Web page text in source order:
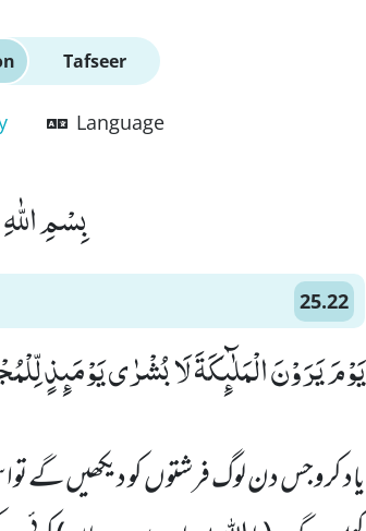
Tafseer
Language
بِسْمِ
25.22
یَوْمَ یَرَوْنَ الْمَلٰٓىٕكَةَ لَا بُشْرٰى یَوْمَىٕذٍ
یاد کروجس دن لوگ فرشتوں کو دیکھیں گے